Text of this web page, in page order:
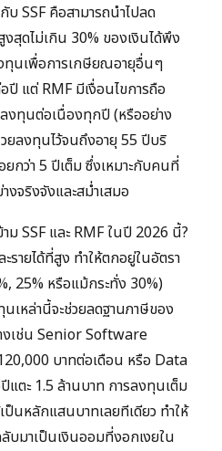
SSF คือสามารถนำไปลด
สุดไม่เกิน 30% ของเงินได้พึง
ทุนเพื่อการเกษียณอายุอื่นๆ
แต่ RMF มีเงื่อนไขการถือ
งทุนต่อเนื่องทุกปี (หรืออย่าง
ยลงทุนไว้จนถึงอายุ 55 ปีบริ
กว่า 5 ปีเต็ม ซึ่งเหมาะกับคนที่
จริงจังและสม่ำเสมอ
SSF และ RMF ในปี 2026 นี้?
รายได้ที่สูง ทำให้ตกอยู่ในอัตรา
25% หรือแม้กระทั่ง 30%)
เหล่านี้จะช่วยลดฐานภาษีของ
เช่น Senior Software
บาทต่อเดือน หรือ Data
ตะ 1.5 ล้านบาท การลงทุนเต็ม
ป็นหลักแสนบาทเลยทีเดียว ทำให้
บมาเป็นเงินออมที่งอกเงยใน